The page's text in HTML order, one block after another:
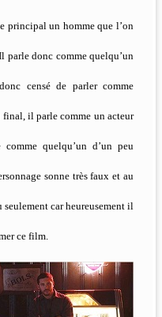
principal un homme que l’on
parle donc comme quelqu’un
censé de parler comme
final, il parle comme un acteur
quelqu’un d’un peu
sonne très faux et au
car heureusement il
ce film.